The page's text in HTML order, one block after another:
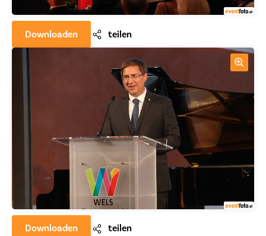
Downloaden teilen
Downloaden teilen